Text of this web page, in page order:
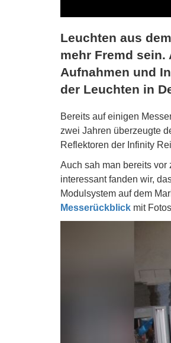
Leuchten aus
mehr Fremd sein.
Aufnahmen und
der Leuchten in
Bereits auf einigen
zwei Jahren überzeugte
Reflektoren der Infinity
Auch sah man bereits
interessant fanden wir,
Modulsystem auf dem
Messerückblick mit